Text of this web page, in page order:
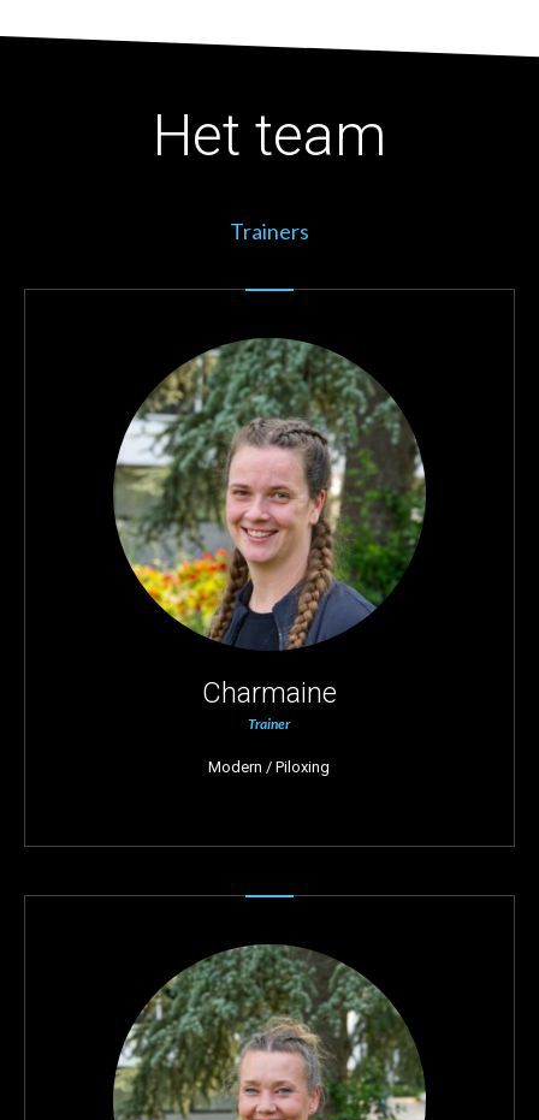
Het team
Trainers
Charmaine
Trainer
Modern / Piloxing